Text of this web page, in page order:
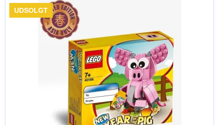
UDSOLGT